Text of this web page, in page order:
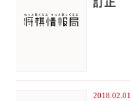
訂正
2018.02.01